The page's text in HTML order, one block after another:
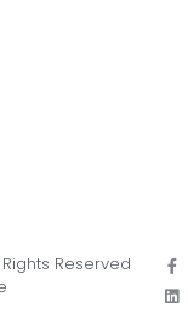
Reserved